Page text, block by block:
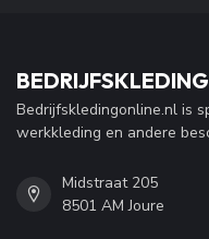
Bedrijfskledingonline.nl is
werkkleding en andere
Midstraat 205
8501 AM Joure